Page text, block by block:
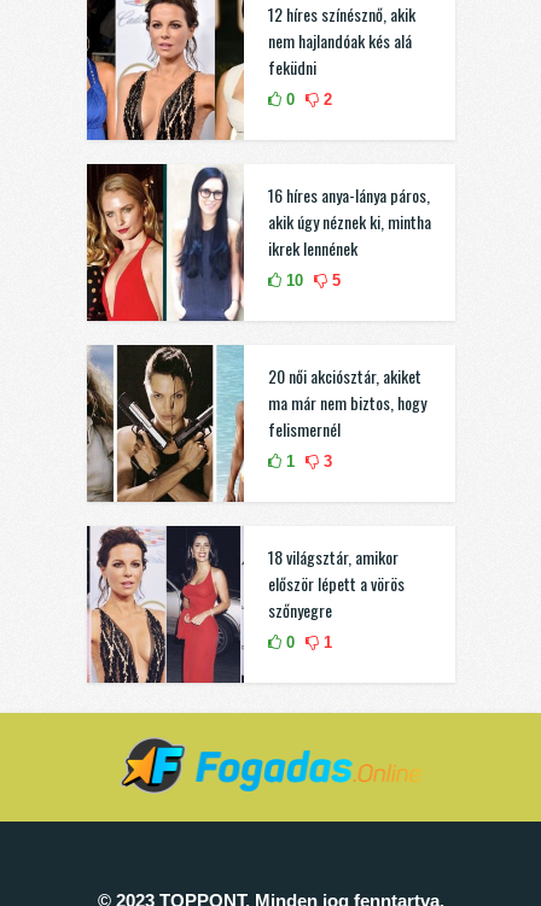
12 híres színésznő, akik
nem hajlandóak kés alá
feküdni
0 2
16 híres anya-lánya páros,
akik úgy néznek ki, mintha
ikrek lennének
10 5
20 női akciósztár, akiket
ma már nem biztos, hogy
felismernél
1 3
18 világsztár, amikor
először lépett a vörös
szőnyegre
0 1
© 2023 TOPPONT. Minden jog fenntartva.